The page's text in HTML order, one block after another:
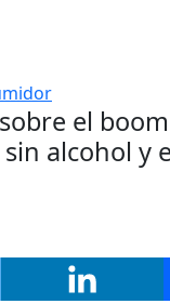
el
alcohol y